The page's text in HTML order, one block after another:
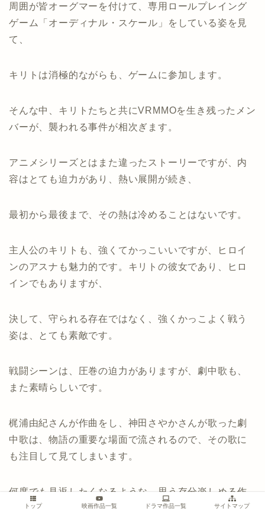
周囲が皆オーグマーを付けて、専用ロールプレイング
ゲーム「オーディナル・スケール」をしている姿を見
て、
キリトは消極的ながらも、ゲームに参加します。
そんな中、キリトたちと共にVRMMOを生き残ったメン
バーが、襲われる事件が相次ぎます。
アニメシリーズとはまた違ったストーリーですが、内
容はとても迫力があり、熱い展開が続き、
最初から最後まで、その熱は冷めることはないです。
主人公のキリトも、強くてかっこいいですが、ヒロイ
ンのアスナも魅力的です。キリトの彼女であり、ヒロ
インでもありますが、
決して、守られる存在ではなく、強くかっこよく戦う
姿は、とても素敵です。
戦闘シーンは、圧巻の迫力がありますが、劇中歌も、
また素晴らしいです。
梶浦由紀さんが作曲をし、神田さやかさんが歌った劇
中歌は、物語の重要な場面で流されるので、その歌に
も注目して見てしまいます。
何度でも見返したくなるような、思う存分楽しめる作
品です。
トップ 映画作品一覧 ドラマ作品一覧 サイトマップ